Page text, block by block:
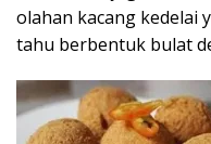
olahan kacang kedelai
tahu berbentuk bulat